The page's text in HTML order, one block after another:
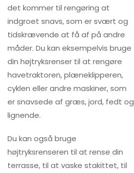
det kommer til rengøring at
indgroet snavs, som er svært og
tidskrævende at få af på andre
måder. Du kan eksempelvis bruge
din højtryksrenser til at rengøre
havetraktoren, plæneklipperen,
cyklen eller andre maskiner, som
er snavsede af græs, jord, fedt og
lignende.
Du kan også bruge
højtryksrenseren til at rense din
terrasse, til at vaske stakittet, til